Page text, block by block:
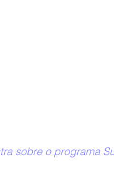
sobre o programa